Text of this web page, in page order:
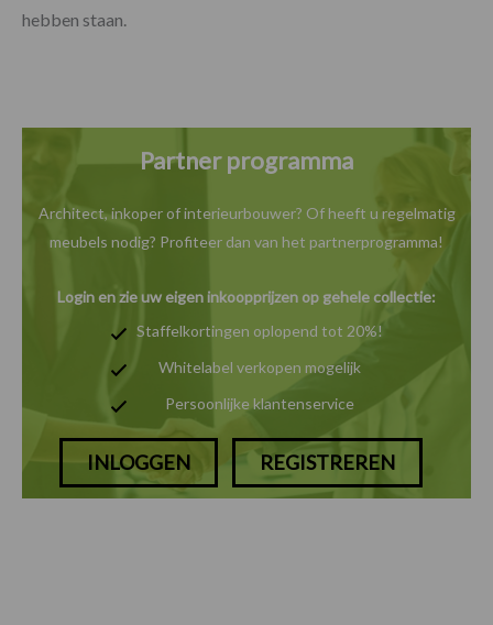
hebben staan.
Partner programma
Architect, inkoper of interieurbouwer? Of heeft u regelmatig
meubels nodig? Profiteer dan van het partnerprogramma!
Login en zie uw eigen inkoopprijzen op gehele collectie:
Staffelkortingen oplopend tot 20%!
Whitelabel verkopen mogelijk
Persoonlijke klantenservice
INLOGGEN REGISTREREN